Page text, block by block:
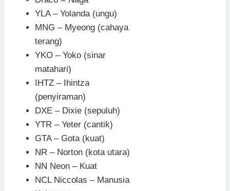
YLA – Yolanda (ungu)
MNG – Myeong (cahaya
terang)
YKO – Yoko (sinar
matahari)
IHTZ – Ihintza
(penyiraman)
DXE – Dixie (sepuluh)
YTR – Yeter (cantik)
GTA – Gota (kuat)
NR – Norton (kota utara)
NN Neon – Kuat
NCL Niccolas – Manusia